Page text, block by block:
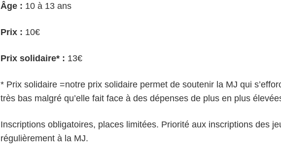
Âge : 10 à 13 ans
Prix : 10€
Prix solidaire* : 13€
* Prix solidaire =notre prix solidaire permet de soutenir la MJ qui
très bas malgré qu’elle fait face à des dépenses de plus en plus
Inscriptions obligatoires, places limitées. Priorité aux inscriptions des
régulièrement à la MJ.